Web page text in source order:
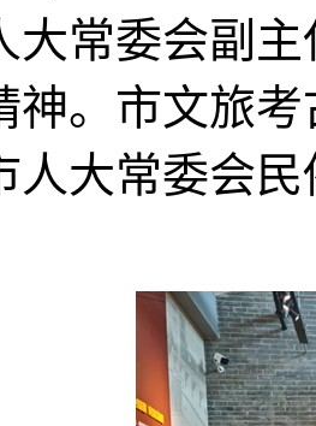
大常委会副
神。市文旅
人大常委会